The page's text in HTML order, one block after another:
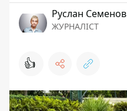
Руслан Семенов
ЖУРНАЛІСТ
👍